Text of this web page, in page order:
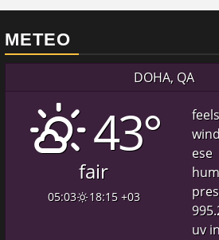
METEO
DOHA, QA
43°
fair
05:03 18:15 +03
ese
uv